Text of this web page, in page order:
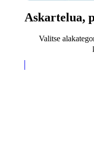
Askartelua,
Valitse